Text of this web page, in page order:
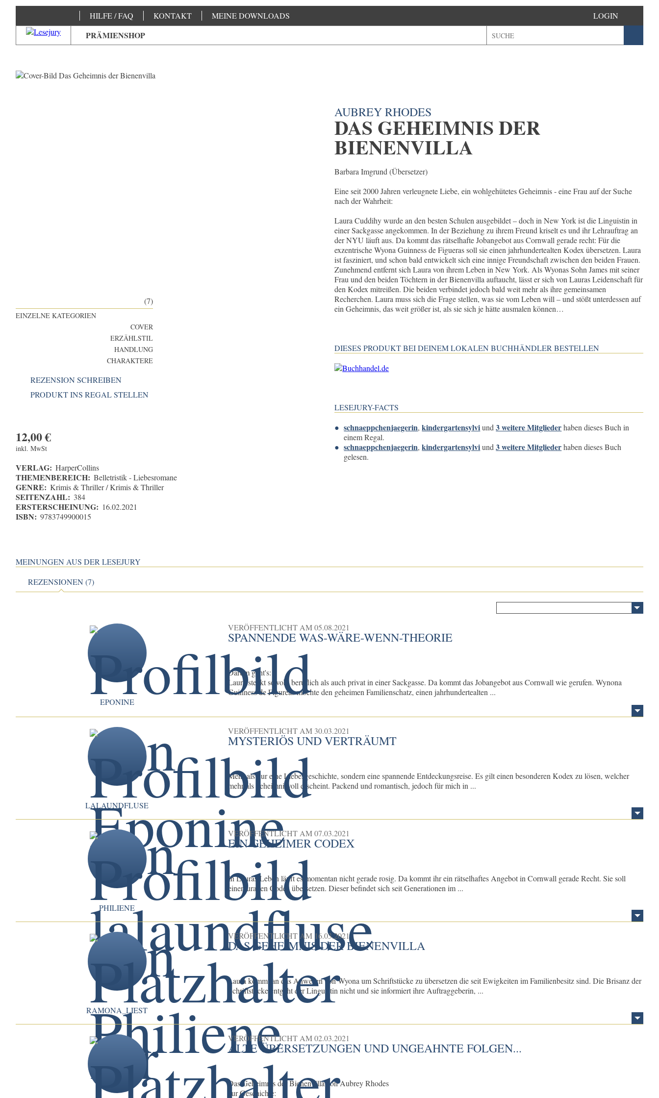
HILFE / FAQ KONTAKT MEINE DOWNLOADS
PRÄMIENSHOP
LOGIN
(7)
EINZELNE KATEGORIEN
COVER
ERZÄHLSTIL
HANDLUNG
CHARAKTERE
REZENSION SCHREIBEN
PRODUKT INS REGAL STELLEN
12,00€
inkl. MwSt
VERLAG: HarperCollins
THEMENBEREICH: Belletristik - Liebesromane
GENRE: Krimis & Thriller / Krimis & Thriller
SEITENZAHL: 384
ERSTERSCHEINUNG: 16.02.2021
ISBN: 9783749900015
AUBREY RHODES
DAS GEHEIMNIS DER
BIENENVILLA
Barbara Imgrund (Übersetzer)
Eine seit 2000 Jahren verleugnete Liebe, ein wohlgehütetes Geheimnis - eine Frau auf der Suche
nach der Wahrheit:
Laura Cuddihy wurde an den besten Schulen ausgebildet – doch in New York ist die Linguistin in
einer Sackgasse angekommen. In der Beziehung zu ihrem Freund kriselt es und ihr Lehrauftrag an
der NYU läuft aus. Da kommt das rätselhafte Jobangebot aus Cornwall gerade recht: Für die
exzentrische Wyona Guinness de Figueras soll sie einen jahrhundertealten Kodex übersetzen. Laura
ist fasziniert, und schon bald entwickelt sich eine innige Freundschaft zwischen den beiden Frauen.
Zunehmend entfernt sich Laura von ihrem Leben in New York. Als Wyonas Sohn James mit seiner
Frau und den beiden Töchtern in der Bienenvilla auftaucht, lässt er sich von Lauras Leidenschaft für
den Kodex mitreißen. Die beiden verbindet jedoch bald weit mehr als ihre gemeinsamen
Recherchen. Laura muss sich die Frage stellen, was sie vom Leben will – und stößt unterdessen auf
ein Geheimnis, das weit größer ist, als sie sich je hätte ausmalen können…
DIESES PRODUKT BEI DEINEM LOKALEN BUCHHÄNDLER BESTELLEN
LESEJURY-FACTS
schnaeppchenjaegerin,kindergartensylviund3 weitere Mitgliederhaben dieses Buch in
einem Regal.
schnaeppchenjaegerin,kindergartensylviund3 weitere Mitgliederhaben dieses Buch
gelesen.
MEINUNGEN AUS DER LESEJURY
REZENSIONEN (7)
EPONINE
VERÖFFENTLICHT AM05.08.2021
SPANNENDE WAS-WÄRE-WENN-THEORIE
Darum geht's:
Laura steckt sowohl beruflich als auch privat in einer Sackgasse. Da kommt das Jobangebot aus Cornwall wie gerufen. Wynona
Guinness de Figureas möchte den geheimen Familienschatz, einen jahrhundertealten ...
LALAUNDFLUSE
VERÖFFENTLICHT AM 30.03.2021
MYSTERIÖS UND VERTRÄUMT
Mehr als nur eine Liebesgeschichte, sondern eine spannende Entdeckungsreise. Es gilt einen besonderen Kodex zu lösen, welcher
mehr als geheimnisvoll erscheint. Packend und romantisch, jedoch für mich in ...
PHILIENE
VERÖFFENTLICHT AM07.03.2021
EIN GEHEIMER CODEX
In Lauras Leben läuft es momentan nicht gerade rosig. Da kommt ihr ein rätselhaftes Angebot in Cornwall gerade Recht. Sie soll
einen uralten Codex übersetzen. Dieser befindet sich seit Generationen im ...
RAMONA_LIEST
VERÖFFENTLICHT AM 16.03.2021
DAS GEHEIMNIS DER BIENENVILLA
Laura kommt an das Anwesen von Wyona um Schriftstücke zu übersetzen die seit Ewigkeiten im Familienbesitz sind. Die Brisanz der
Schriftstücke entgeht der Linguistin nicht und sie informiert ihre Auftraggeberin, ...
VERÖFFENTLICHT AM02.03.2021
ALTE ÜBERSETZUNGEN UND UNGEAHNTE FOLGEN...
Das Geheimnis der Bienenvilla von Aubrey Rhodes
zur Geschichte: